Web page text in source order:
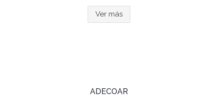
Ver más
ADECOAR